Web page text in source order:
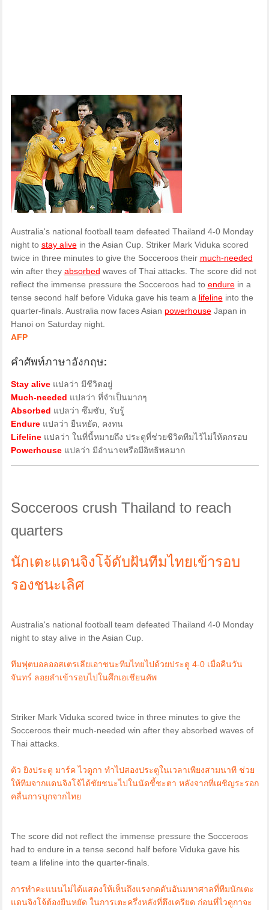
Australia's national football team defeated Thailand 4-0 Monday
night to stay alivein the Asian Cup. Striker Mark Viduka scored
twice in three minutes to give the Socceroos their much-needed
win after they absorbed waves of Thai attacks. The score did not
reflect the immense pressure the Socceroos had to endurein a
tense second half before Viduka gave his team a lifelineinto the
quarter-finals. Australia now faces Asian powerhouseJapan in
Hanoi on Saturday night.
AFP
คำศัพท์ภาษาอังกฤษ:
Stay alive แปลว่า มีชีวิตอยู่
Much-needed แปลว่า ที่จำเป็นมากๆ
Absorbed แปลว่า ซึมซับ, รับรู้
Endure แปลว่า ยืนหยัด, คงทน
Lifeline แปลว่า ในที่นี้หมายถึง ประตูที่ช่วยชีวิตทีมไว้ไม่ให้ตกรอบ
Powerhouse แปลว่า มีอำนาจหรือมีอิทธิพลมาก
Socceroos crush Thailand to reach
quarters
นักเตะแดนจิงโจ้ดับฝันทีมไทยเข้ารอบ
รองชนะเลิศ
Australia's national football team defeated Thailand 4-0 Monday
night to stay alive in the Asian Cup.
ทีมฟุตบอลออสเตรเลียเอาชนะทีมไทยไปด้วยประตู 4-0 เมื่อคืนวัน
จันทร์ ลอยลำเข้ารอบไปในศึกเอเชียนคัพ
Striker Mark Viduka scored twice in three minutes to give the
Socceroos their much-needed win after they absorbed waves of
Thai attacks.
ตัว ยิงประตู มาร์ค ไวดูกา ทำไปสองประตูในเวลาเพียงสามนาที ช่วย
ให้ทีมจากแดนจิงโจ้ได้ชัยชนะไปในนัดชี้ชะตา หลังจากที่เผชิญระรอก
คลื่นการบุกจากไทย
The score did not reflect the immense pressure the Socceroos
had to endure in a tense second half before Viduka gave his
team a lifeline into the quarter-finals.
การทำคะแนนไม่ได้แสดงให้เห็นถึงแรงกดดันอันมหาศาลที่ทีมนักเตะ
แดนจิงโจ้ต้องยืนหยัด ในการเตะครึ่งหลังที่ตึงเครียด ก่อนที่ไวดูกาจะ